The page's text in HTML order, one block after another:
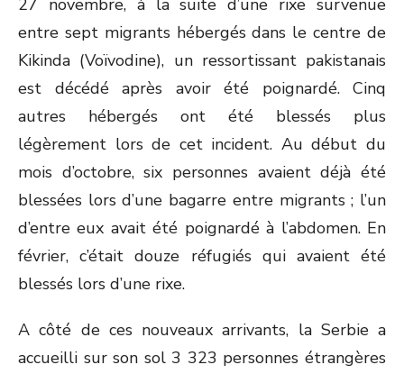
27 novembre, à la suite d’une rixe survenue
entre sept migrants hébergés dans le centre de
Kikinda (Voïvodine), un ressortissant pakistanais
est décédé après avoir été poignardé. Cinq
autres hébergés ont été blessés plus
légèrement lors de cet incident. Au début du
mois d’octobre, six personnes avaient déjà été
blessées lors d’une bagarre entre migrants ; l’un
d’entre eux avait été poignardé à l’abdomen. En
février, c’était douze réfugiés qui avaient été
blessés lors d’une rixe.
A côté de ces nouveaux arrivants, la Serbie a
accueilli sur son sol 3 323 personnes étrangères